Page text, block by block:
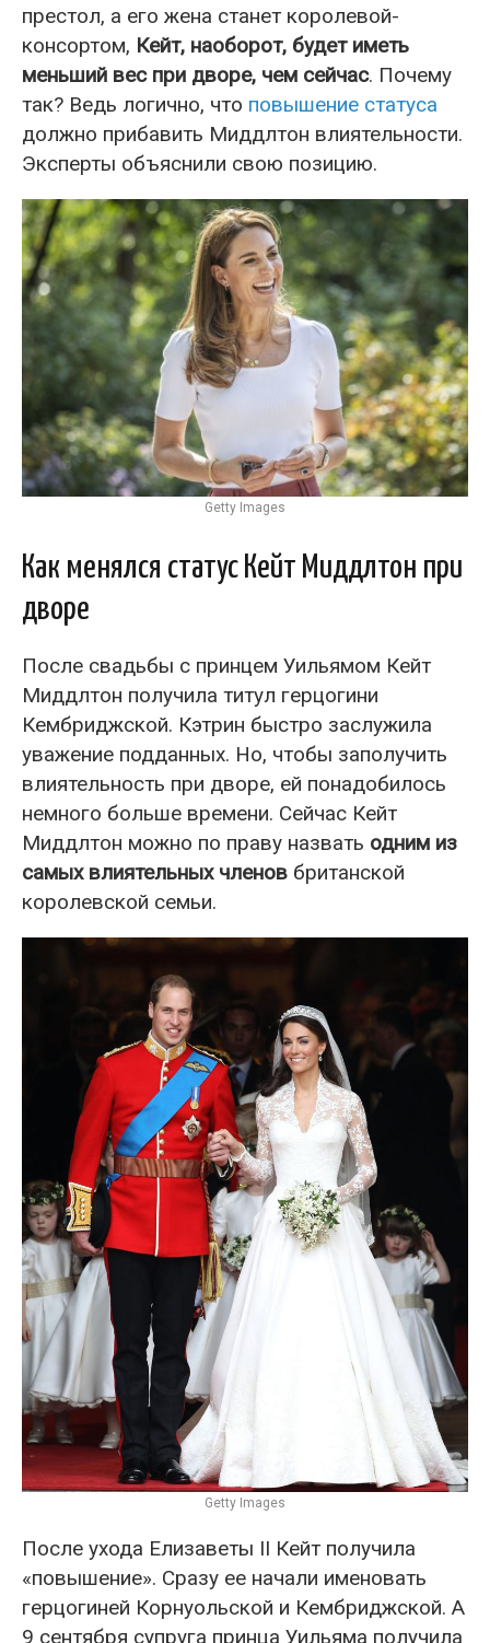
престол, а его жена станет королевой-
консортом, Кейт, наоборот, будет иметь
меньший вес при дворе, чем сейчас. Почему
так? Ведь логично, что повышение статуса
должно прибавить Миддлтон влиятельности.
Эксперты объяснили свою позицию.
Getty Images
Как менялся статус Кейт Миддлтон при
дворе
После свадьбы с принцем Уильямом Кейт
Миддлтон получила титул герцогини
Кембриджской. Кэтрин быстро заслужила
уважение подданных. Но, чтобы заполучить
влиятельность при дворе, ей понадобилось
немного больше времени. Сейчас Кейт
Миддлтон можно по праву назвать одним из
самых влиятельных членов британской
королевской семьи.
Getty Images
После ухода Елизаветы II Кейт получила
«повышение». Сразу ее начали именовать
герцогиней Корнуольской и Кембриджской. А
9 сентября супруга принца Уильяма получила